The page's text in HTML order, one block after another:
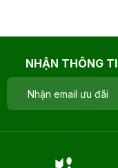
NHẬN THÔNG